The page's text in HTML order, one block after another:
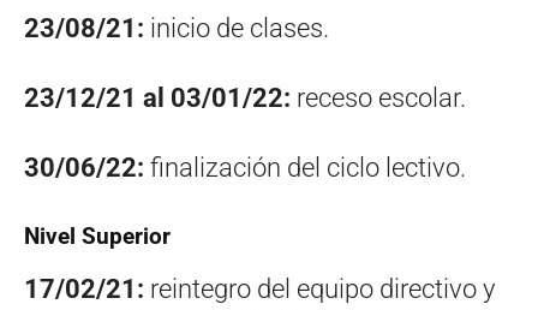
23/08/21: inicio de clases.
23/12/21 al 03/01/22: receso escolar.
30/06/22: finalización del ciclo lectivo.
Nivel Superior
17/02/21: reintegro del equipo directivo y